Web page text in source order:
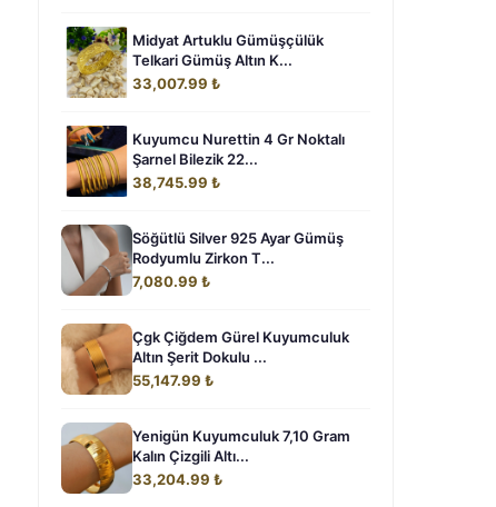
Midyat Artuklu Gümüşçülük
Telkari Gümüş Altın K...
33,007.99 ₺
Kuyumcu Nurettin 4 Gr Noktalı
Şarnel Bilezik 22...
38,745.99 ₺
Söğütlü Silver 925 Ayar Gümüş
Rodyumlu Zirkon T...
7,080.99 ₺
Çgk Çiğdem Gürel Kuyumculuk
Altın Şerit Dokulu ...
55,147.99 ₺
Yenigün Kuyumculuk 7,10 Gram
Kalın Çizgili Altı...
33,204.99 ₺